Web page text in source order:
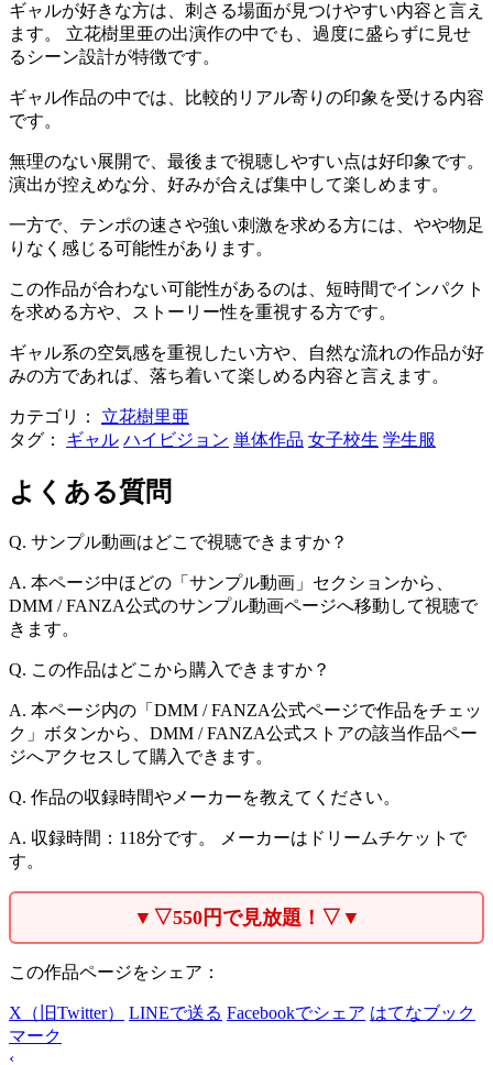
ギャルが好きな方は、刺さる場面が見つけやすい内容と言え
ます。 立花樹里亜の出演作の中でも、過度に盛らずに見せ
るシーン設計が特徴です。
ギャル作品の中では、比較的リアル寄りの印象を受ける内容
です。
無理のない展開で、最後まで視聴しやすい点は好印象です。
演出が控えめな分、好みが合えば集中して楽しめます。
一方で、テンポの速さや強い刺激を求める方には、やや物足
りなく感じる可能性があります。
この作品が合わない可能性があるのは、短時間でインパクト
を求める方や、ストーリー性を重視する方です。
ギャル系の空気感を重視したい方や、自然な流れの作品が好
みの方であれば、落ち着いて楽しめる内容と言えます。
カテゴリ：
立花樹里亜
タグ：
ギャル ハイビジョン 単体作品 女子校生 学生服
よくある質問
Q. サンプル動画はどこで視聴できますか？
A. 本ページ中ほどの「サンプル動画」セクションから、
DMM / FANZA公式のサンプル動画ページへ移動して視聴で
きます。
Q. この作品はどこから購入できますか？
A. 本ページ内の「DMM / FANZA公式ページで作品をチェッ
ク」ボタンから、DMM / FANZA公式ストアの該当作品ペー
ジへアクセスして購入できます。
Q. 作品の収録時間やメーカーを教えてください。
A. 収録時間：118分です。 メーカーはドリームチケットで
す。
▼▽550円で見放題！▽▼
この作品ページをシェア：
X（旧Twitter） LINEで送る Facebookでシェア はてなブック
マーク
‹